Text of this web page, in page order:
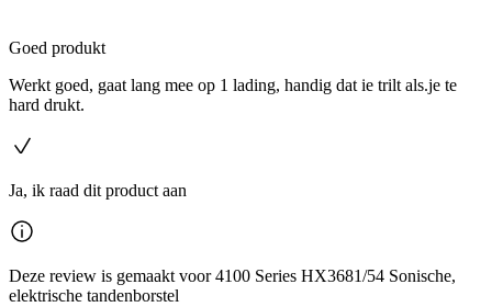
Goed produkt
Werkt goed, gaat lang mee op 1 lading, handig dat ie trilt als.je te
hard drukt.
Ja, ik raad dit product aan
Deze review is gemaakt voor 4100 Series HX3681/54 Sonische,
elektrische tandenborstel